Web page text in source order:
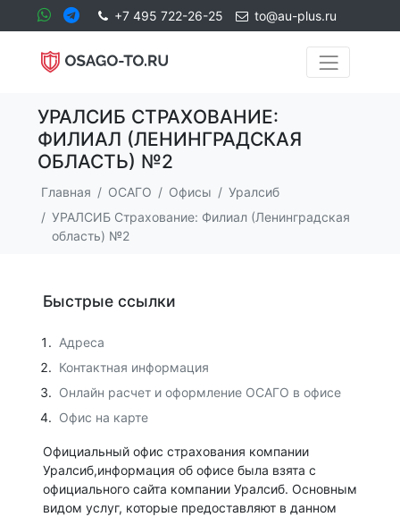
+7 495 722-26-25 to@au-plus.ru
УРАЛСИБ СТРАХОВАНИЕ:
ФИЛИАЛ (ЛЕНИНГРАДСКАЯ
ОБЛАСТЬ) №2
Главная ОСАГО Офисы
Уралсиб
УРАЛСИБ Страхование: Филиал (Ленинградская
область) №2
Быстрые ссылки
Адреса
Контактная информация
Онлайн расчет и оформление ОСАГО в офисе
Офис на карте
Официальный офис страхования компании
Уралсиб,информация об офисе была взята с
официального сайта компании Уралсиб. Основным
видом услуг, которые предоставляют в данном